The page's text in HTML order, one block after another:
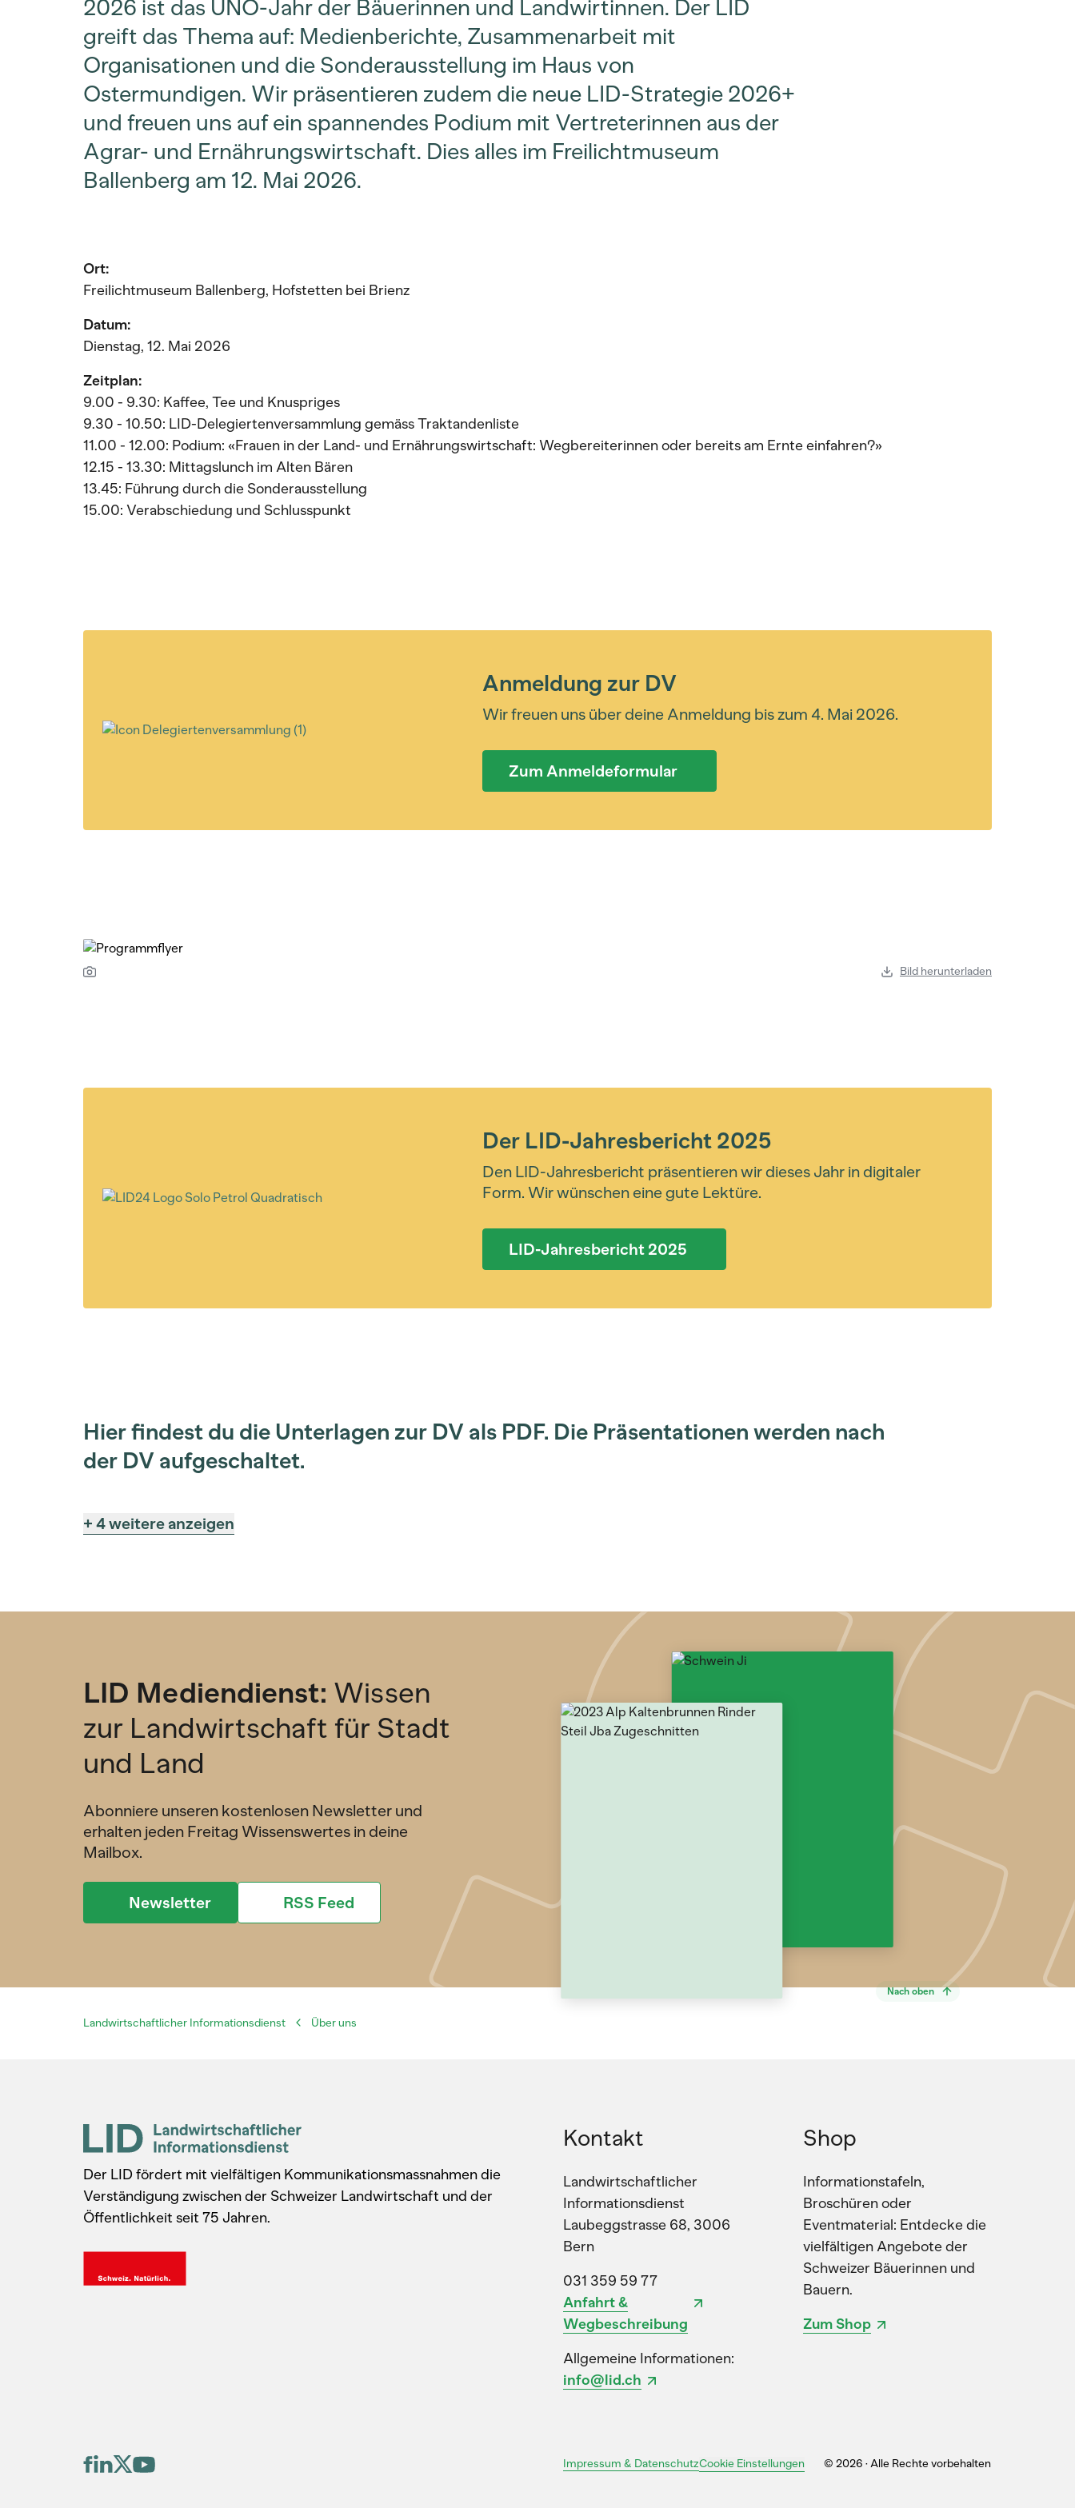
2026 ist das UNO-Jahr der Bäuerinnen und Landwirtinnen. Der LID
greift das Thema auf: Medienberichte, Zusammenarbeit mit
Organisationen und die Sonderausstellung im Haus von
Ostermundigen. Wir präsentieren zudem die neue LID-Strategie 2026+
und freuen uns auf ein spannendes Podium mit Vertreterinnen aus der
Agrar- und Ernährungswirtschaft. Dies alles im Freilichtmuseum
Ballenberg am 12. Mai 2026.
Ort:
Freilichtmuseum Ballenberg, Hofstetten bei Brienz
Datum:
Dienstag, 12. Mai 2026
Zeitplan:
9.00 - 9.30: Kaffee, Tee und Knuspriges
9.30 - 10.50: LID-Delegiertenversammlung gemäss Traktandenliste
11.00 - 12.00: Podium: «Frauen in der Land- und Ernährungswirtschaft: Wegbereiterinnen oder bereits am Ernte einfahren?»
12.15 - 13.30: Mittagslunch im Alten Bären
13.45: Führung durch die Sonderausstellung
15.00: Verabschiedung und Schlusspunkt
Anmeldung zur DV
Wir freuen uns über deine Anmeldung bis zum 4. Mai 2026.
Zum Anmeldeformular
Bild herunterladen
Der LID-Jahresbericht 2025
Den LID-Jahresbericht präsentieren wir dieses Jahr in digitaler
Form. Wir wünschen eine gute Lektüre.
LID-Jahresbericht 2025
Hier findest du die Unterlagen zur DV als PDF. Die Präsentationen werden nach
der DV aufgeschaltet.
+ 4 weitere anzeigen
LID Mediendienst: Wissen
zur Landwirtschaft für Stadt
und Land
Abonniere unseren kostenlosen Newsletter und
erhalten jeden Freitag Wissenswertes in deine
Mailbox.
Newsletter RSS Feed
Landwirtschaftlicher Informationsdienst Über uns
Nach oben
Der LID fördert mit vielfältigen Kommunikationsmassnahmen die
Verständigung zwischen der Schweizer Landwirtschaft und der
Öffentlichkeit seit 75 Jahren.
Kontakt
Landwirtschaftlicher
Informationsdienst
Laubeggstrasse 68, 3006
Bern
031 359 59 77
Anfahrt &
Wegbeschreibung
Allgemeine Informationen:
info@lid.ch
Shop
Informationstafeln,
Broschüren oder
Eventmaterial: Entdecke die
vielfältigen Angebote der
Schweizer Bäuerinnen und
Bauern.
Zum Shop
Impressum & DatenschutzCookie Einstellungen © 2026 · Alle Rechte vorbehalten